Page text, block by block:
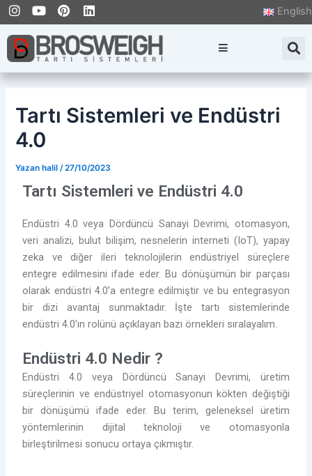
İçeriğe
atla
I
n
s
t
a
g
r
m
Y
u
t
u
b
e
P
i
n
t
e
r
e
t
L
i
n
k
e
d
i
English
Tartı Sistemleri ve Endüstri
4.0
Yazan halil/27/10/2023
Tartı Sistemleri ve Endüstri 4.0
Endüstri 4.0 veya Dördüncü Sanayi Devrimi, otomasyon,
veri analizi, bulut bilişim, nesnelerin interneti (IoT), yapay
zeka ve diğer ileri teknolojilerin endüstriyel süreçlere
entegre edilmesini ifade eder. Bu dönüşümün bir parçası
olarak endüstri 4.0’a entegre edilmiştir ve bu entegrasyon
bir dizi avantaj sunmaktadır. İşte tartı sistemlerinde
endüstri 4.0’ın rolünü açıklayan bazı örnekleri sıralayalım.
Endüstri 4.0 Nedir ?
Endüstri 4.0 veya Dördüncü Sanayi Devrimi, üretim
süreçlerinin ve endüstriyel otomasyonun kökten değiştiği
bir dönüşümü ifade eder. Bu terim, geleneksel üretim
yöntemlerinin dijital teknoloji ve otomasyonla
birleştirilmesi sonucu ortaya çıkmıştır.
Yazı
dolaşımı